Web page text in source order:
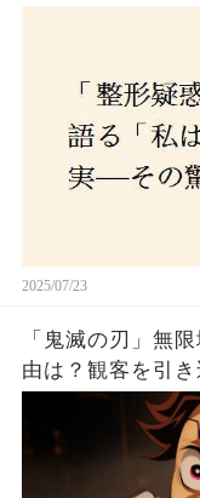
2025/07/23
「鬼滅の刃」無
由は？観客を引